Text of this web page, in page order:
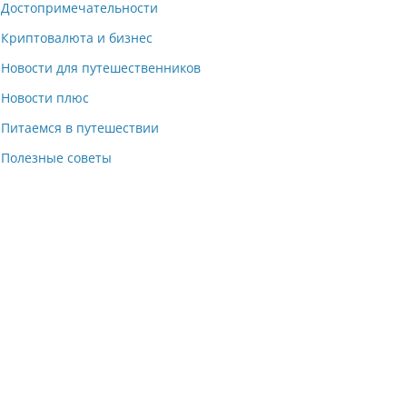
Достопримечательности
Криптовалюта и бизнес
Новости для путешественников
Новости плюс
Питаемся в путешествии
Полезные советы